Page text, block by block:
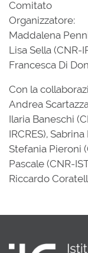
Comitato
Maddalena
Lisa Sella (CNR-
Francesca Di
Con la
Andrea
Ilaria Baneschi
IRCRES),
Stefania Pieroni
Pascale (CNR-
Riccardo